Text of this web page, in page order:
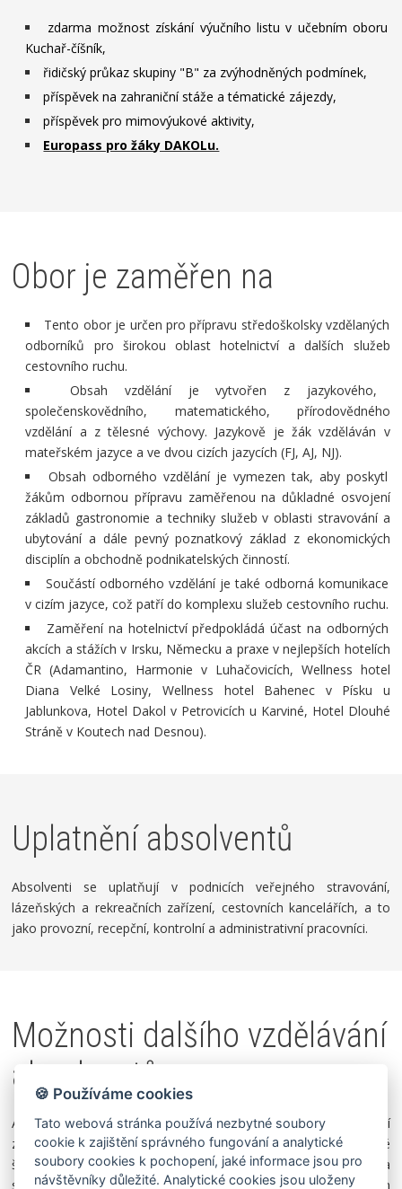
zdarma možnost získání výučního listu v učebním oboru
Kuchař-číšník,
řidičský průkaz skupiny "B" za zvýhodněných podmínek,
příspěvek na zahraniční stáže a tématické zájezdy,
příspěvek pro mimovýukové aktivity,
Europass pro žáky DAKOLu.
Obor je zaměřen na
Tento obor je určen pro přípravu středoškolsky vzdělaných
odborníků pro širokou oblast hotelnictví a dalších služeb
cestovního ruchu.
Obsah vzdělání je vytvořen z jazykového,
společenskovědního, matematického, přírodovědného
vzdělání a z tělesné výchovy. Jazykově je žák vzděláván v
mateřském jazyce a ve dvou cizích jazycích (FJ, AJ, NJ).
Obsah odborného vzdělání je vymezen tak, aby poskytl
žákům odbornou přípravu zaměřenou na důkladné osvojení
základů gastronomie a techniky služeb v oblasti stravování a
ubytování a dále pevnýpoznatkový základ z ekonomických
disciplín a obchodněpodnikatelských činností.
Součástí odborného vzdělání je také odborná komunikace
v cizím jazyce,což patří do komplexu služeb cestovního ruchu.
Zaměření na hotelnictví předpokládá účast na odborných
akcích a stážích v Irsku, Německu a praxe v nejlepších hotelích
ČR (Adamantino, Harmonie v Luhačovicích, Wellness hotel
Diana Velké Losiny, Wellness hotel Bahenec v Písku u
Jablunkova, Hotel Dakol v Petrovicích u Karviné, Hotel Dlouhé
Stráně v Koutech nad Desnou).
Uplatnění absolventů
Absolventi se uplatňují v podnicích veřejného stravování,
lázeňských a rekreačních zařízení, cestovních kancelářích, a to
jako provozní,recepční, kontrolní a administrativní pracovníci.
Možnosti dalšího vzdělávání
absolventů
Absolventi studijního oboru, kteří úspěšně vykonali maturitní
zkoušku, se mohou ucházet o studium na naší Vyšší odborné
škole DAKOL se slevou na školném nebo na vysoké škole za
stejných podmínek jako absolventi ostatních druhů středních
🍪 Používáme cookies
Tato webová stránka používá nezbytné soubory
cookie k zajištění správného fungování a analytické
soubory cookies k pochopení, jaké informace jsou pro
návštěvníky důležité. Analytické cookies jsou uloženy